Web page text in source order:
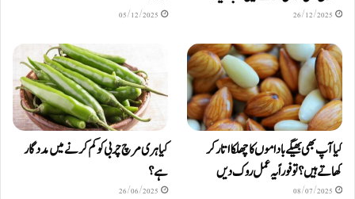
26/12/2025
05/12/2025
کیا آپ بھی بھیگے باداموں کا چھلکا اتار کر
کھاتے ہیں؟ تو فوراً یہ عمل روک دیں
08/07/2025
کیا ہری مرچ چربی کو کم کرنے میں مددگار
ہے؟
26/06/2025